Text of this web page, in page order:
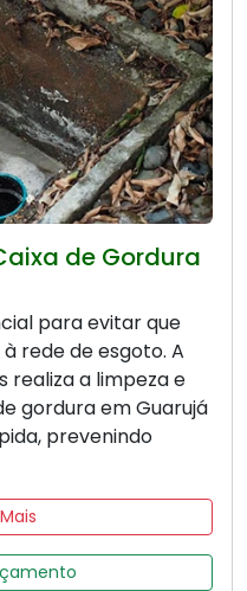
de Gordura
para evitar que
rede de esgoto. A
realiza a limpeza e
gordura em Guarujá
prevenindo